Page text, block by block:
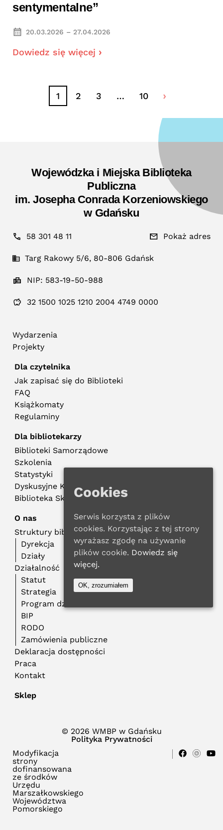
sentymentalne”
20.03.2026 – 27.04.2026
Dowiedz się więcej
1 2 3 … 10
Wojewódzka i Miejska Biblioteka
Publiczna
im. Josepha Conrada Korzeniowskiego
w Gdańsku
58 301 48 11 Pokaż adres
Targ Rakowy 5/6, 80-806 Gdańsk
NIP: 583-19-50-988
32 1500 1025 1210 2004 4749 0000
Wydarzenia
Projekty
Dla czytelnika
Jak zapisać się do Biblioteki
FAQ
Książkomaty
Regulaminy
Dla bibliotekarzy
Biblioteki Samorządowe
Szkolenia
Statystyki
Dyskusyjne Kluby Książki
Biblioteka Składowa
O nas
Struktury biblioteczne
Dyrekcja
Działy
Działalność
Statut
Strategia
Program działalności
BIP
RODO
Zamówienia publiczne
Deklaracja dostępności
Praca
Kontakt
Sklep
© 2026 WMBP w Gdańsku
Polityka Prywatności
Modyfikacja
strony
dofinansowana
ze środków
Urzędu
Marszałkowskiego
Województwa
Pomorskiego
Cookies
Serwis korzysta z plików
cookies. Korzystając z tej strony
wyrażasz zgodę na używanie
plików cookie. Dowiedz się
więcej.
OK, zrozumiałem